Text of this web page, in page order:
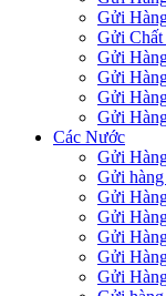
Gửi
Gửi
Gửi
Gửi
Gửi
Gửi
Các Nước
Gửi
Gửi
Gửi
Gửi
Gửi
Gửi
Gửi